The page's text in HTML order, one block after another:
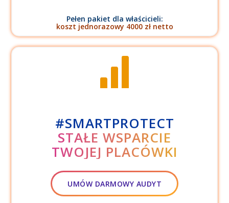
Pełen pakiet dla właścicieli:
koszt jednorazowy 4000 zł netto
#SMARTPROTECT
STAŁE WSPARCIE
TWOJEJ PLACÓWKI
UMÓW DARMOWY AUDYT